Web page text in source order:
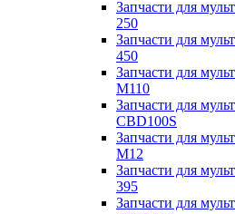
Запчасти для
250
Запчасти для
450
Запчасти для
M110
Запчасти для
CBD100S
Запчасти для
M12
Запчасти для
395
Запчасти для